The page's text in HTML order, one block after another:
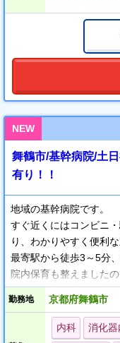
NEW
舞鶴市/基幹病院/土
有り！！
地域の基幹病院です。
すぐ近くにはコンビニ
り、わかりやすく便利
最寄駅から徒歩3～5分
院内保育も整えました
い職場環境です。
＜おすすめポイント＞
＊駅チカ、通勤便利
勤務地 京都府舞鶴市
内科 消化器